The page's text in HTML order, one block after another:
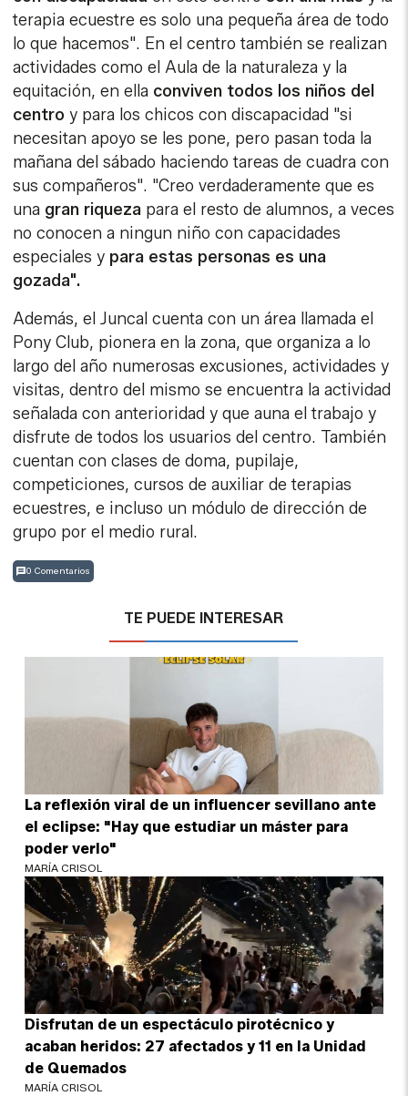
terapia ecuestre es solo una pequeña área de todo
lo que hacemos". En el centro también se realizan
actividades como el Aula de la naturaleza y la
equitación, en ella conviven todos los niños del
centro y para los chicos con discapacidad "si
necesitan apoyo se les pone, pero pasan toda la
mañana del sábado haciendo tareas de cuadra con
sus compañeros". "Creo verdaderamente que es
una gran riqueza para el resto de alumnos, a veces
no conocen a ningun niño con capacidades
especiales y para estas personas es una
gozada".
Además, el Juncal cuenta con un área llamada el
Pony Club, pionera en la zona, que organiza a lo
largo del año numerosas excusiones, actividades y
visitas, dentro del mismo se encuentra la actividad
señalada con anterioridad y que auna el trabajo y
disfrute de todos los usuarios del centro. También
cuentan con clases de doma, pupilaje,
competiciones, cursos de auxiliar de terapias
ecuestres, e incluso un módulo de dirección de
grupo por el medio rural.
0 Comentarios
TE PUEDE INTERESAR
La reflexión viral de un influencer sevillano ante
el eclipse: "Hay que estudiar un máster para
poder verlo"
MARÍA CRISOL
Disfrutan de un espectáculo pirotécnico y
acaban heridos: 27 afectados y 11 en la Unidad
de Quemados
MARÍA CRISOL